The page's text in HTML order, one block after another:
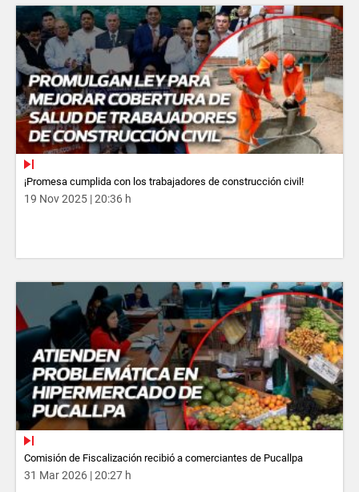
¡Promesa cumplida con los trabajadores de construcción civil!
19 Nov 2025 | 20:36 h
Comisión de Fiscalización recibió a comerciantes de Pucallpa
31 Mar 2026 | 20:27 h